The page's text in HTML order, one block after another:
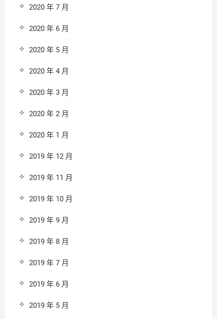
2020 年 7 月
2020 年 6 月
2020 年 5 月
2020 年 4 月
2020 年 3 月
2020 年 2 月
2020 年 1 月
2019 年 12 月
2019 年 11 月
2019 年 10 月
2019 年 9 月
2019 年 8 月
2019 年 7 月
2019 年 6 月
2019 年 5 月